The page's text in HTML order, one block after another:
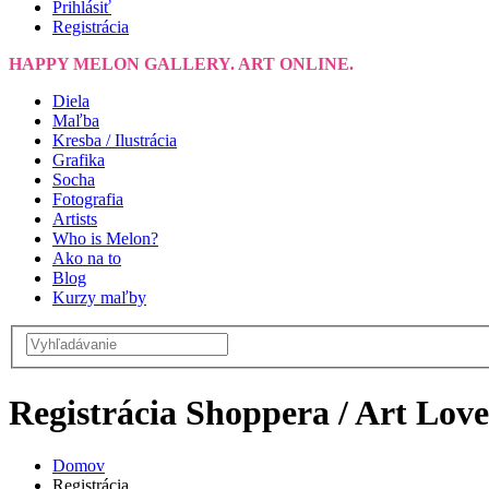
Prihlásiť
Registrácia
HAPPY MELON GALLERY. ART ONLINE.
Diela
Maľba
Kresba / Ilustrácia
Grafika
Socha
Fotografia
Artists
Who is Melon?
Ako na to
Blog
Kurzy maľby
Registrácia Shoppera / Art
Domov
Registrácia